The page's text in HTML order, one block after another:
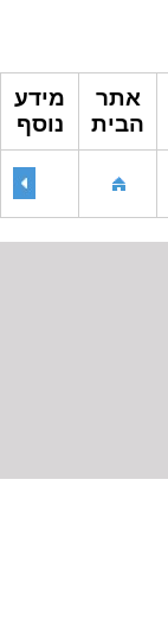
אתר
הבית
מידע
נוסף